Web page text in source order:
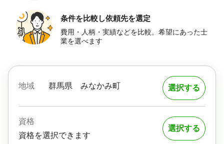
条件を比較し依頼先を選定
費用・人柄・実績などを比較。希望にあった士
業を選べます
地域 群馬県 みなかみ町 選択する
資格
資格を選択できます
選択する